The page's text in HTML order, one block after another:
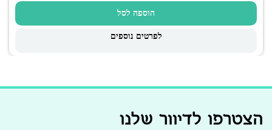
הוספה לסל
לפרטים נוספים
הצטרפו לדיוור שלנו